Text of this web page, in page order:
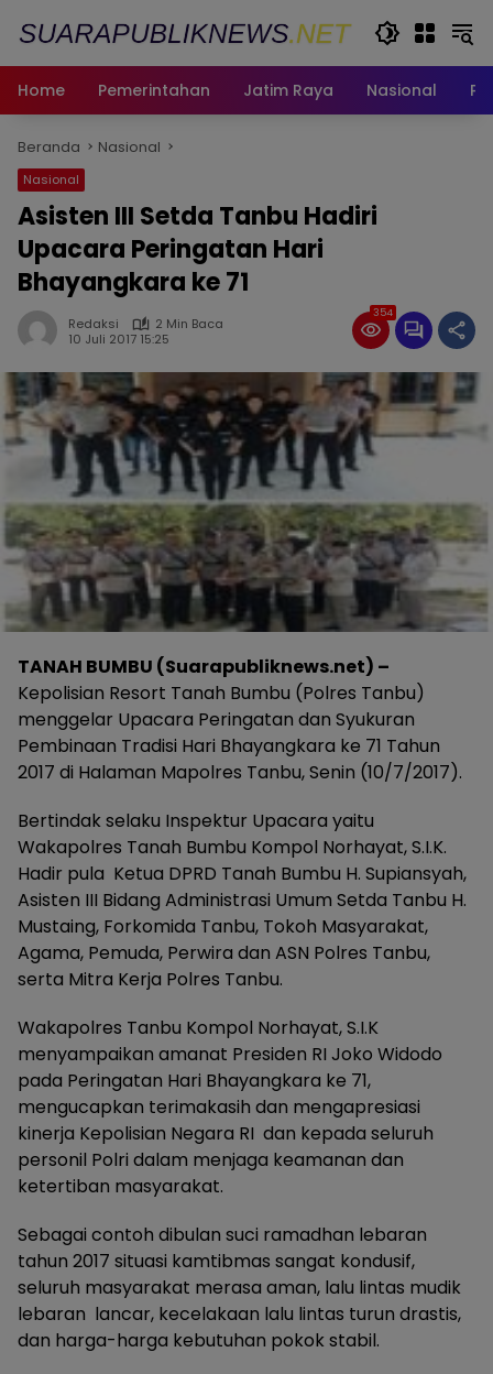
Home
Pemerintahan Jatim Raya Nasional
Beranda Nasional
Nasional
Asisten III Setda Tanbu Hadiri
Upacara Peringatan Hari
Bhayangkara ke 71
Redaksi
2 Min Baca
10 Juli 2017 15:25
354
TANAH BUMBU (Suarapubliknews.net) –
Kepolisian Resort Tanah Bumbu (Polres Tanbu)
menggelar Upacara Peringatan dan Syukuran
Pembinaan Tradisi Hari Bhayangkara ke 71 Tahun
2017 di Halaman Mapolres Tanbu, Senin (10/7/2017).
Bertindak selaku Inspektur Upacara yaitu
Wakapolres Tanah Bumbu Kompol Norhayat, S.I.K.
Hadir pula Ketua DPRD Tanah Bumbu H. Supiansyah,
Asisten III Bidang Administrasi Umum Setda Tanbu H.
Mustaing, Forkomida Tanbu, Tokoh Masyarakat,
Agama, Pemuda, Perwira dan ASN Polres Tanbu,
serta Mitra Kerja Polres Tanbu.
Wakapolres Tanbu Kompol Norhayat, S.I.K
menyampaikan amanat Presiden RI Joko Widodo
pada Peringatan Hari Bhayangkara ke 71,
mengucapkan terimakasih dan mengapresiasi
kinerja Kepolisian Negara RI dan kepada seluruh
personil Polri dalam menjaga keamanan dan
ketertiban masyarakat.
Sebagai contoh dibulan suci ramadhan lebaran
tahun 2017 situasi kamtibmas sangat kondusif,
seluruh masyarakat merasa aman, lalu lintas mudik
lebaran lancar, kecelakaan lalu lintas turun drastis,
dan harga-harga kebutuhan pokok stabil.